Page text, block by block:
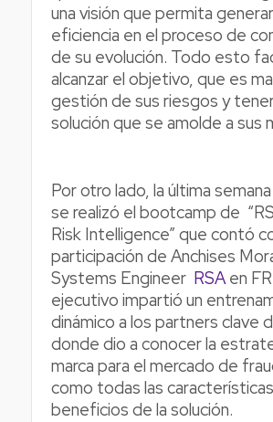
una visión que permita
eficiencia en el proceso de
de su evolución. Todo esto
alcanzar el objetivo, que es
gestión de sus riesgos y
solución que se amolde a sus
Por otro lado, la última
se realizó el bootcamp de
Risk Intelligence” que contó
participación de Anchises
Systems Engineer RSAen
ejecutivo impartió un
dinámico a los partners clave
donde dio a conocer la
marca para el mercado de
como todas las
beneficios de la solución.